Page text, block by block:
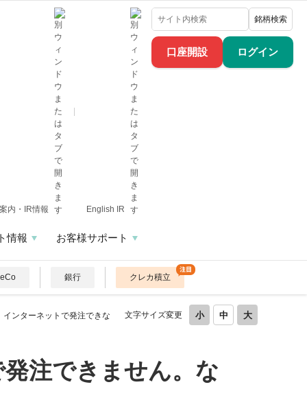
口座開設 ログイン
内・IR情報 English IR
銘柄検索
情報 お客様サポート
銀行 クレカ積立
文字サイズ変更
ンターネットで発注できな
注できません。な